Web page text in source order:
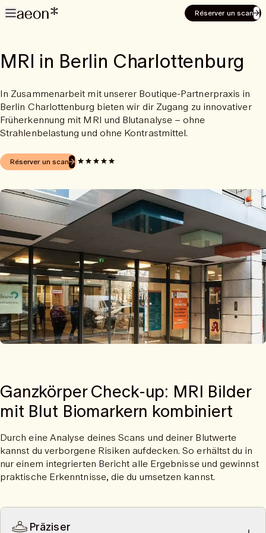
Réserver un scan
MRI in Berlin Charlottenburg
In Zusammenarbeit mit unserer Boutique-Partnerpraxis in
Berlin Charlottenburg bieten wir dir Zugang zu innovativer
Früherkennung mit MRI und Blutanalyse – ohne
Strahlenbelastung und ohne Kontrastmittel.
Réserver un scan
Ganzkörper Check-up: MRI Bilder
mit Blut Biomarkern kombiniert
Durch eine Analyse deines Scans und deiner Blutwerte
kannst du verborgene Risiken aufdecken. So erhältst du in
nur einem integrierten Bericht alle Ergebnisse und gewinnst
praktische Erkenntnisse, die du umsetzen kannst.
Präziser